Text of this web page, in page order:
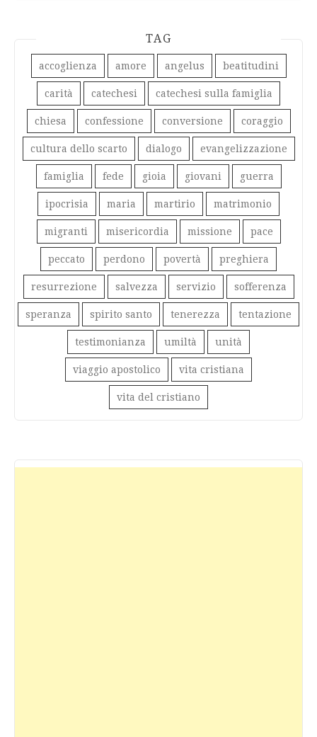
TAG
accoglienza amore angelus beatitudini
carità catechesi catechesi sulla famiglia
chiesa confessione conversione coraggio
cultura dello scarto dialogo evangelizzazione
famiglia fede gioia giovani guerra
ipocrisia maria martirio matrimonio
migranti misericordia missione pace
peccato perdono povertà preghiera
resurrezione salvezza servizio sofferenza
speranza spirito santo tenerezza tentazione
testimonianza umiltà unità
viaggio apostolico vita cristiana
vita del cristiano